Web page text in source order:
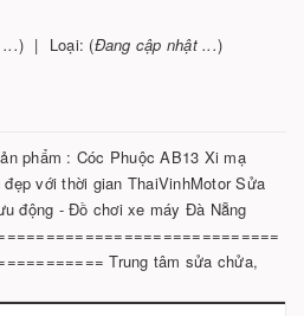
) Loại: (Đang cập nhật ...)
phẩm : Cóc Phuộc AB13 Xi mạ
với thời gian ThaiVinhMotor Sửa
động - Đồ chơi xe máy Đà Nẵng
Trung tâm sửa chửa,